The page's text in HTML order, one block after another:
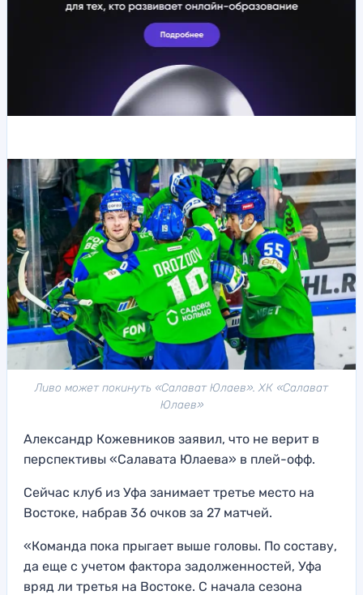
Ливо может покинуть «Салават Юлаев». ХК «Салават
Юлаев»
Александр Кожевников заявил, что не верит в
перспективы «Салавата Юлаева» в плей-офф.
Сейчас клуб из Уфа занимает третье место на
Востоке, набрав 36 очков за 27 матчей.
«Команда пока прыгает выше головы. По составу,
да еще с учетом фактора задолженностей, Уфа
вряд ли третья на Востоке. С начала сезона